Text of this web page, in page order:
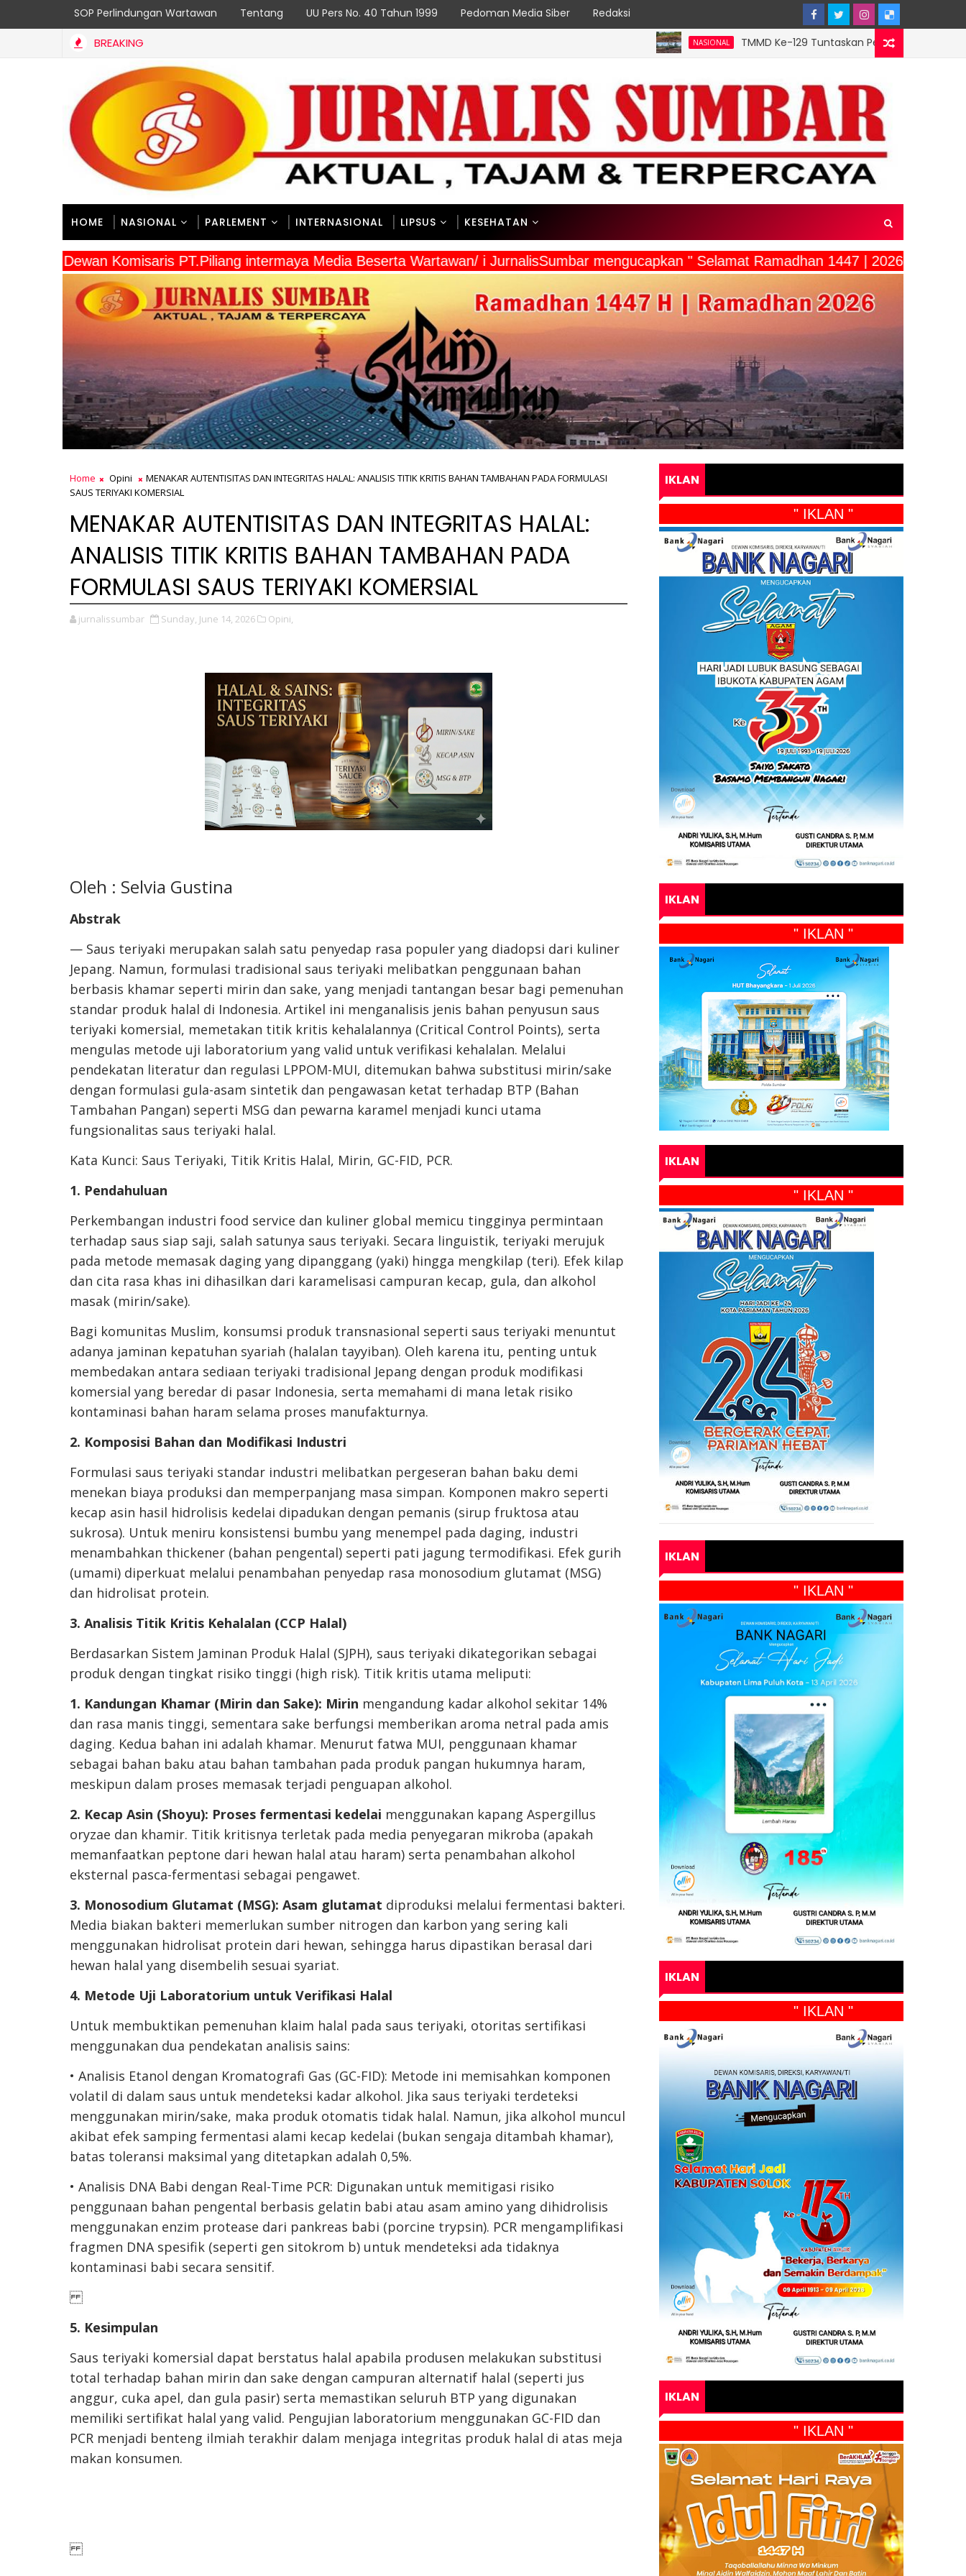
SOP Perlindungan Wartawan Tentang UU Pers No. 40 Tahun 1999 Pedoman Media Siber Redaksi
BREAKING NASIONAL
TMMD Ke-129 Tuntaskan Pembukaan Lahan 1 Hektar,
dan Peternak sebagai Upaya Mendukung Perencanaan Pembangunan Nagari Rao-Rao
HOME NASIONAL PARLEMENT INTERNASIONAL LIPSUS KESEHATAN
" Dewan Komisaris PT.Piliang intermaya Media Beserta Wartawan/ i JurnalisSumbar mengucapkan " Selamat Ramadhan 1447 | 2026"
Home Opini
MENAKAR AUTENTISITAS DAN INTEGRITAS HALAL: ANALISIS TITIK KRITIS BAHAN TAMBAHAN PADA FORMULASI
SAUS TERIYAKI KOMERSIAL
MENAKAR AUTENTISITAS DAN INTEGRITAS HALAL:
ANALISIS TITIK KRITIS BAHAN TAMBAHAN PADA
FORMULASI SAUS TERIYAKI KOMERSIAL
jurnalissumbar Sunday, June 14, 2026 Opini,
Oleh : Selvia Gustina
Abstrak
— Saus teriyaki merupakan salah satu penyedap rasa populer yang diadopsi dari kuliner
Jepang. Namun, formulasi tradisional saus teriyaki melibatkan penggunaan bahan
berbasis khamar seperti mirin dan sake, yang menjadi tantangan besar bagi pemenuhan
standar produk halal di Indonesia. Artikel ini menganalisis jenis bahan penyusun saus
teriyaki komersial, memetakan titik kritis kehalalannya (Critical Control Points), serta
mengulas metode uji laboratorium yang valid untuk verifikasi kehalalan. Melalui
pendekatan literatur dan regulasi LPPOM-MUI, ditemukan bahwa substitusi mirin/sake
dengan formulasi gula-asam sintetik dan pengawasan ketat terhadap BTP (Bahan
Tambahan Pangan) seperti MSG dan pewarna karamel menjadi kunci utama
fungsionalitas saus teriyaki halal.
Kata Kunci: Saus Teriyaki, Titik Kritis Halal, Mirin, GC-FID, PCR.
1. Pendahuluan
Perkembangan industri food service dan kuliner global memicu tingginya permintaan
terhadap saus siap saji, salah satunya saus teriyaki. Secara linguistik, teriyaki merujuk
pada metode memasak daging yang dipanggang (yaki) hingga mengkilap (teri). Efek kilap
dan cita rasa khas ini dihasilkan dari karamelisasi campuran kecap, gula, dan alkohol
masak (mirin/sake).
Bagi komunitas Muslim, konsumsi produk transnasional seperti saus teriyaki menuntut
adanya jaminan kepatuhan syariah (halalan tayyiban). Oleh karena itu, penting untuk
membedakan antara sediaan teriyaki tradisional Jepang dengan produk modifikasi
komersial yang beredar di pasar Indonesia, serta memahami di mana letak risiko
kontaminasi bahan haram selama proses manufakturnya.
2. Komposisi Bahan dan Modifikasi Industri
Formulasi saus teriyaki standar industri melibatkan pergeseran bahan baku demi
menekan biaya produksi dan memperpanjang masa simpan. Komponen makro seperti
kecap asin hasil hidrolisis kedelai dipadukan dengan pemanis (sirup fruktosa atau
sukrosa). Untuk meniru konsistensi bumbu yang menempel pada daging, industri
menambahkan thickener (bahan pengental) seperti pati jagung termodifikasi. Efek gurih
(umami) diperkuat melalui penambahan penyedap rasa monosodium glutamat (MSG)
dan hidrolisat protein.
3. Analisis Titik Kritis Kehalalan (CCP Halal)
Berdasarkan Sistem Jaminan Produk Halal (SJPH), saus teriyaki dikategorikan sebagai
produk dengan tingkat risiko tinggi (high risk). Titik kritis utama meliputi:
1. Kandungan Khamar (Mirin dan Sake): Mirin mengandung kadar alkohol sekitar 14%
dan rasa manis tinggi, sementara sake berfungsi memberikan aroma netral pada amis
daging. Kedua bahan ini adalah khamar. Menurut fatwa MUI, penggunaan khamar
sebagai bahan baku atau bahan tambahan pada produk pangan hukumnya haram,
meskipun dalam proses memasak terjadi penguapan alkohol.
2. Kecap Asin (Shoyu): Proses fermentasi kedelai menggunakan kapang Aspergillus
oryzae dan khamir. Titik kritisnya terletak pada media penyegaran mikroba (apakah
memanfaatkan peptone dari hewan halal atau haram) serta penambahan alkohol
eksternal pasca-fermentasi sebagai pengawet.
3. Monosodium Glutamat (MSG): Asam glutamat diproduksi melalui fermentasi bakteri.
Media biakan bakteri memerlukan sumber nitrogen dan karbon yang sering kali
menggunakan hidrolisat protein dari hewan, sehingga harus dipastikan berasal dari
hewan halal yang disembelih sesuai syariat.
4. Metode Uji Laboratorium untuk Verifikasi Halal
Untuk membuktikan pemenuhan klaim halal pada saus teriyaki, otoritas sertifikasi
menggunakan dua pendekatan analisis sains:
• Analisis Etanol dengan Kromatografi Gas (GC-FID): Metode ini memisahkan komponen
volatil di dalam saus untuk mendeteksi kadar alkohol. Jika saus teriyaki terdeteksi
menggunakan mirin/sake, maka produk otomatis tidak halal. Namun, jika alkohol muncul
akibat efek samping fermentasi alami kecap kedelai (bukan sengaja ditambah khamar),
batas toleransi maksimal yang ditetapkan adalah 0,5%.
• Analisis DNA Babi dengan Real-Time PCR: Digunakan untuk memitigasi risiko
penggunaan bahan pengental berbasis gelatin babi atau asam amino yang dihidrolisis
menggunakan enzim protease dari pankreas babi (porcine trypsin). PCR mengamplifikasi
fragmen DNA spesifik (seperti gen sitokrom b) untuk mendeteksi ada tidaknya
kontaminasi babi secara sensitif.
5. Kesimpulan
Saus teriyaki komersial dapat berstatus halal apabila produsen melakukan substitusi
total terhadap bahan mirin dan sake dengan campuran alternatif halal (seperti jus
anggur, cuka apel, dan gula pasir) serta memastikan seluruh BTP yang digunakan
memiliki sertifikat halal yang valid. Pengujian laboratorium menggunakan GC-FID dan
PCR menjadi benteng ilmiah terakhir dalam menjaga integritas produk halal di atas meja
makan konsumen.
IKLAN
" IKLAN "
IKLAN
" IKLAN "
IKLAN
" IKLAN "
IKLAN
" IKLAN "
IKLAN
" IKLAN "
IKLAN
" IKLAN "